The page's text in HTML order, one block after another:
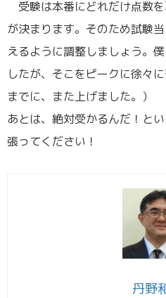
受験は本番にどれだけ点数
が決まります。そのため試験
えるように調整しましょう。
したが、そこをピークに徐々
までに、また上げました。）
あとは、絶対受かるんだ！と
張ってください！
丹野